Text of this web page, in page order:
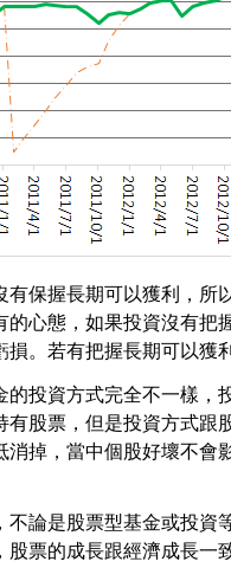
保握長期可以獲利，所
心態，如果投資沒有把
。若有把握長期可以獲
投資方式完全不一樣，
股票，但是投資方式跟
掉，當中個股好壞不會
論是股票型基金或投資
票的成長跟經濟成長一